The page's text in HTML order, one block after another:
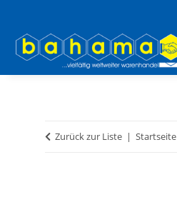
Zurück zur Liste Startseite